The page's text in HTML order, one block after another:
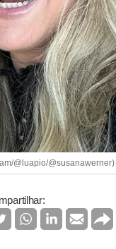
@luapio/@susanawerner)